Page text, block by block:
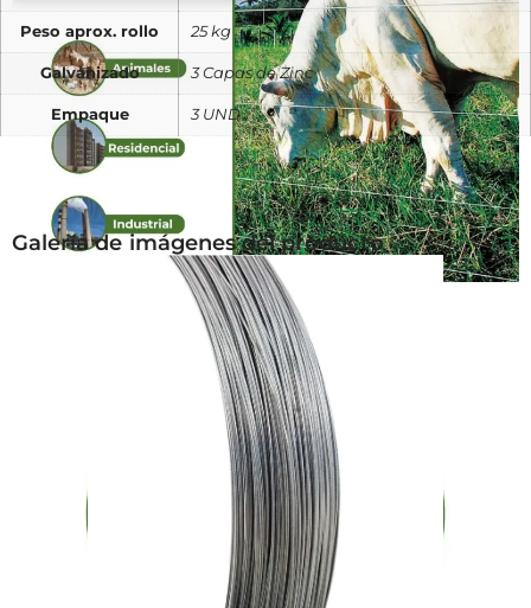
Peso aprox. rollo 25 kg
Galvanizado 3 Capas de Zinc
Empaque 3 UND
Galería de imágenes del producto